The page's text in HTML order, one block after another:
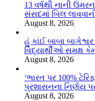
13 વર્ષથી નાની
સંસદમાં બિલ
August 8, 2026
હું કાંઈ બાબા
વિદ્યાર્થીઓ સમક્ષ
August 8, 2026
‘ભારત પર 100%
પ્રશાસનના નિર્ણય
August 8, 2026